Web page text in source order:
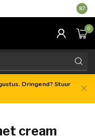
8.7
0
Dringend? Stuur
cream